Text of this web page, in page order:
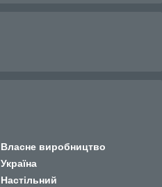
Власне виробництво
Україна
Настільний